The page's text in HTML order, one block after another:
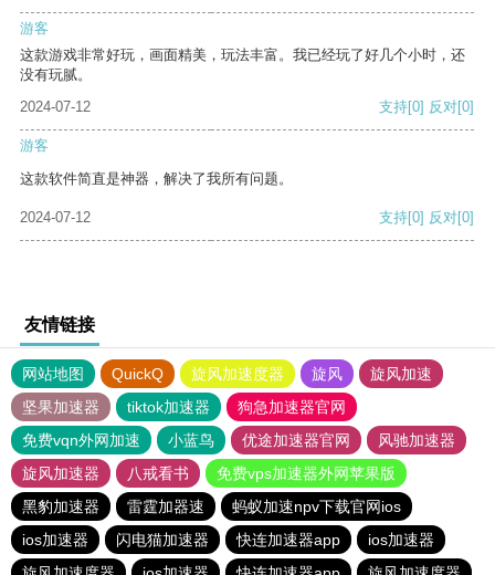
游客
这款游戏非常好玩，画面精美，玩法丰富。我已经玩了好几个小时，还
没有玩腻。
2024-07-12
支持[0] 反对[0]
游客
这款软件简直是神器，解决了我所有问题。
2024-07-12 支持[0] 反对[0]
友情链接
网站地图 QuickQ 旋风加速度器 旋风
旋风加速
坚果加速器
tiktok加速器
狗急加速器官网
免费vqn外网加速
小蓝鸟 优途加速器官网
风驰加速器
旋风加速器
八戒看书
免费vps加速器外网苹果版
黑豹加速器
雷霆加器速
蚂蚁加速npv下载官网ios
ios加速器
闪电猫加速器 快连加速器app
ios加速器